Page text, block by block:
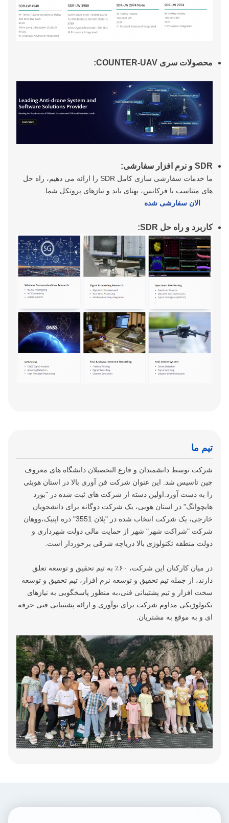
محصولات سری COUNTER-UAV:
SDR و نرم افزار سفارشی:
ما خدمات سفارشی سازی کامل SDR را ارائه می دهیم، راه حل
های متناسب با فرکانس، پهنای باند و نیازهای پروتکل شما.
الان سفارشی شده
کاربرد و راه حل SDR:
تیم ما
شرکت توسط دانشمندان و فارغ التحصیلان دانشگاه های معروف
چین تاسیس شد. این عنوان شرکت فن آوری بالا در استان هوبئی
را به دست آورد.اولین دسته از شرکت های ثبت شده در "بورد
هایچوانگ" در استان هوبی، یک شرکت دوگانه برای دانشجویان
خارجی، یک شرکت انتخاب شده در "پلان 3551" دره اپتیک،ووهان
شرکت "شراکت شهر" شهر از حمایت مالی دولت شهرداری و
دولت منطقه تکنولوژی بالا دریاچه شرقی برخوردار است.
در میان کارکنان این شرکت، ۶۰٪ به تیم تحقیق و توسعه تعلق
دارند، از جمله تیم تحقیق و توسعه نرم افزار، تیم تحقیق و توسعه
سخت افزار و تیم پشتیبانی فنی،به منظور پاسخگویی به نیازهای
تکنولوژیکی مداوم شرکت برای نوآوری و ارائه پشتیبانی فنی حرفه
ای و به موقع به مشتریان.